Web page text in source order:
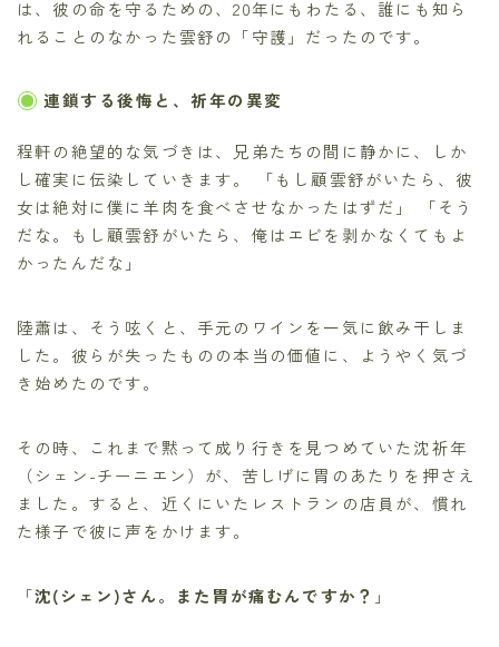
は、彼の命を守るための、20年にもわたる、誰にも知ら
れることのなかった雲舒の「守護」だったのです。
連鎖する後悔と、祈年の異変
程軒の絶望的な気づきは、兄弟たちの間に静かに、しか
し確実に伝染していきます。 「もし顧雲舒がいたら、彼
女は絶対に僕に羊肉を食べさせなかったはずだ」 「そう
だな。もし顧雲舒がいたら、俺はエビを剥かなくてもよ
かったんだな」
陸蕭は、そう呟くと、手元のワインを一気に飲み干しま
した。彼らが失ったものの本当の価値に、ようやく気づ
き始めたのです。
その時、これまで黙って成り行きを見つめていた沈祈年
（シェン-チーニエン）が、苦しげに胃のあたりを押さえ
ました。すると、近くにいたレストランの店員が、慣れ
た様子で彼に声をかけます。
「沈(シェン)さん。また胃が痛むんですか？ 」